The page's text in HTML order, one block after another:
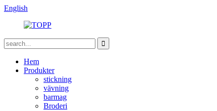
English
Hem
Produkter
stickning
vävning
barmag
Broderi